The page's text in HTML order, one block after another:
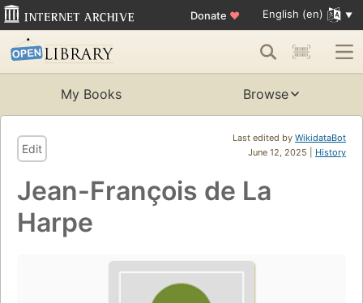
Donate ♥ English (en)
My Books Browse
Last edited by WikidataBot
June 12, 2025 | History
Edit
Jean-François de La
Harpe